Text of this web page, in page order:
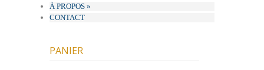
À PROPOS »
CONTACT
PANIER